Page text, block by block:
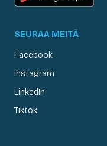
SEURAA MEITÄ
Facebook
Instagram
LinkedIn
Tiktok